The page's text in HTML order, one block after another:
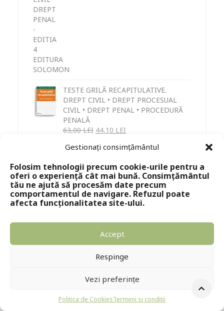
Gestionați consimțământul
Folosim tehnologii precum cookie-urile pentru a
oferi o experiență cât mai bună. Consimțământul
tău ne ajută să procesăm date precum
comportamentul de navigare. Refuzul poate
afecta funcționalitatea site-ului.
Accept
Respinge
Vezi preferințe
Politica de CookiesTermeni si conditii
TESTE GRILĂ RECAPITULATIVE.
DREPT CIVIL • DREPT PROCESUAL
CIVIL • DREPT PENAL • PROCEDURĂ
PENALĂ
63,00LEI 44,10 LEI